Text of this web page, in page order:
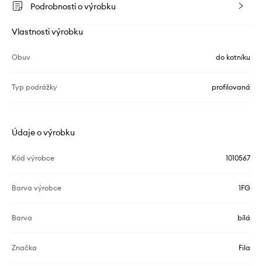
Podrobnosti o výrobku
Vlastnosti výrobku
Obuv do kotníku
Typ podrážky profilovaná
Údaje o výrobku
Kód výrobce 1010567
Barva výrobce 1FG
Barva bílá
Značka Fila